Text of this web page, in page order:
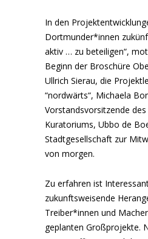
In den
Dortmunder*innen
aktiv … zu beteiligen“,
Beginn der Broschüre
Ullrich Sierau, die
“nordwärts“, Michaela
Vorstandsvorsitzende des
Kuratoriums, Ubbo de
Stadtgesellschaft zur
von morgen.
Zu erfahren ist
zukunftsweisende
Treiber*innen und
geplanten Großprojekte.